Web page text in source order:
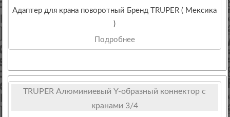
Адаптер для крана поворотный Бренд TRUPER ( Мексика
)
Подробнее
TRUPER Алюминиевый Y-образный коннектор с
кранами 3/4